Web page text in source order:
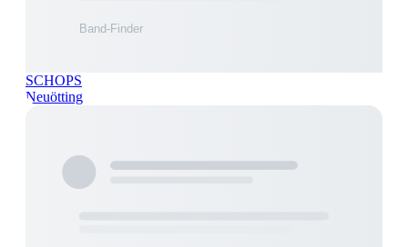
SCHOPS
Neuötting